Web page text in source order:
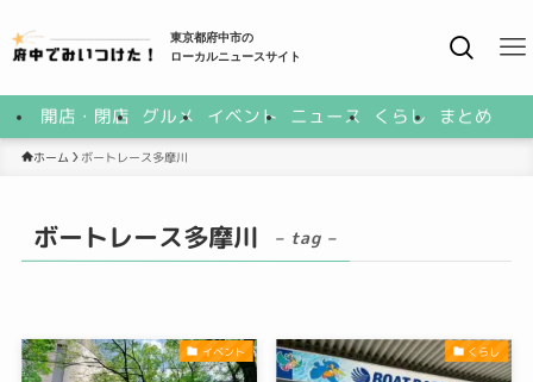
東京都府中市の
ローカルニュースサイト
開店・閉店 グルメ イベント ニュース くらし まとめ
ホーム ボートレース多摩川
ボートレース多摩川 – tag –
イベント くらし